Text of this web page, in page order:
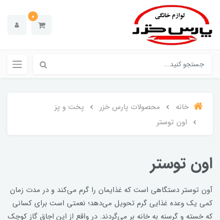
0
خانه محصولات پارس خزر
پخت و پز
اون توستر
اون توستر
آون توستر دستگاهی است که غذایمان را گرم می‌کند و در مدت زمان
کمی یک وعده غذایی گرم تحویل می‌دهد؛ نعمتی است برای کسانی
که خسته و گرسنه به خانه بر می‌گردند. در واقع از این اجاق گاز کوچک